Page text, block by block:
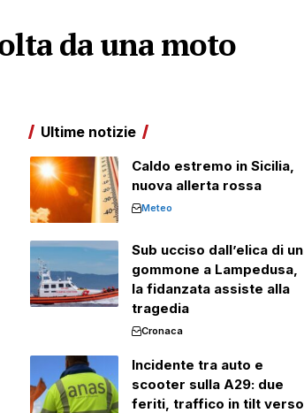
da una moto
Ultime notizie
Caldo estremo in Sicilia,
nuova allerta rossa
Meteo
Sub ucciso dall’elica di un
gommone a Lampedusa,
la fidanzata assiste alla
tragedia
Cronaca
Incidente tra auto e
scooter sulla A29: due
feriti, traffico in tilt verso